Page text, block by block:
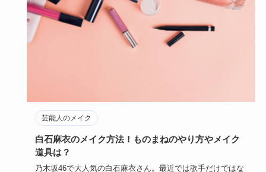
芸能人のメイク
白石麻衣のメイク方法！ものまねのやり方やメイク
道具は？
乃木坂46で大人気の白石麻衣さん。最近では歌手だけではな